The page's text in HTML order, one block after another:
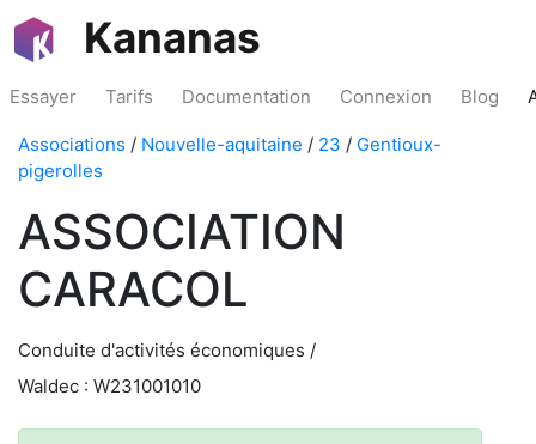
Kananas
Essayer Tarifs Documentation Connexion Blog
Associations / Nouvelle-aquitaine / 23 / Gentioux-
pigerolles
ASSOCIATION
CARACOL
Conduite d'activités économiques /
Waldec : W231001010